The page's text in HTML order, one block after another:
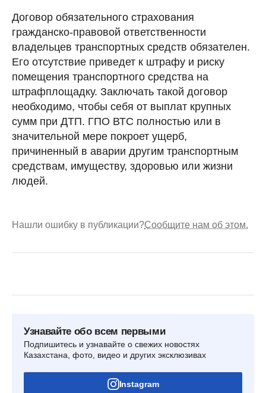
Договор обязательного страхования
гражданско-правовой ответственности
владельцев транспортных средств обязателен.
Его отсутствие приведет к штрафу и риску
помещения транспортного средства на
штрафплощадку. Заключать такой договор
необходимо, чтобы себя от выплат крупных
сумм при ДТП. ГПО ВТС полностью или в
значительной мере покроет ущерб,
причиненный в аварии другим транспортным
средствам, имуществу, здоровью или жизни
людей.
Нашли ошибку в публикации?Сообщите нам об этом.
Узнавайте обо всем первыми
Подпишитесь и узнавайте о свежих новостях
Казахстана, фото, видео и других эксклюзивах
Instagram